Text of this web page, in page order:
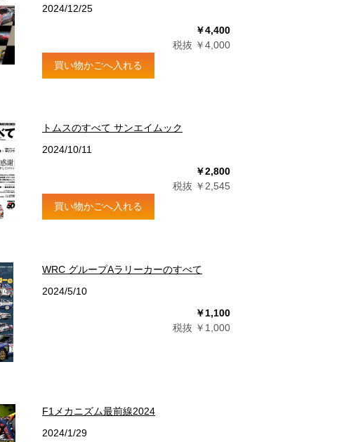
2024/12/25
￥4,400
税抜 ￥4,000
買い物かごへ入れる
トムスのすべて サンエイムック
2024/10/11
￥2,800
税抜 ￥2,545
買い物かごへ入れる
WRC グループAラリーカーのすべて
2024/5/10
￥1,100
税抜 ￥1,000
F1メカニズム最前線2024
2024/1/29